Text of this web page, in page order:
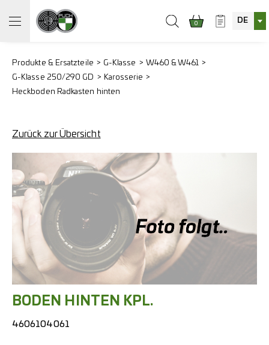
0 DE
Produkte & Ersatzteile G-Klasse
W460 & W461
G-Klasse 250/290 GD
Karosserie
Heckboden Radkasten hinten
Zurück zur Übersicht
BODEN HINTEN KPL.
4606104061